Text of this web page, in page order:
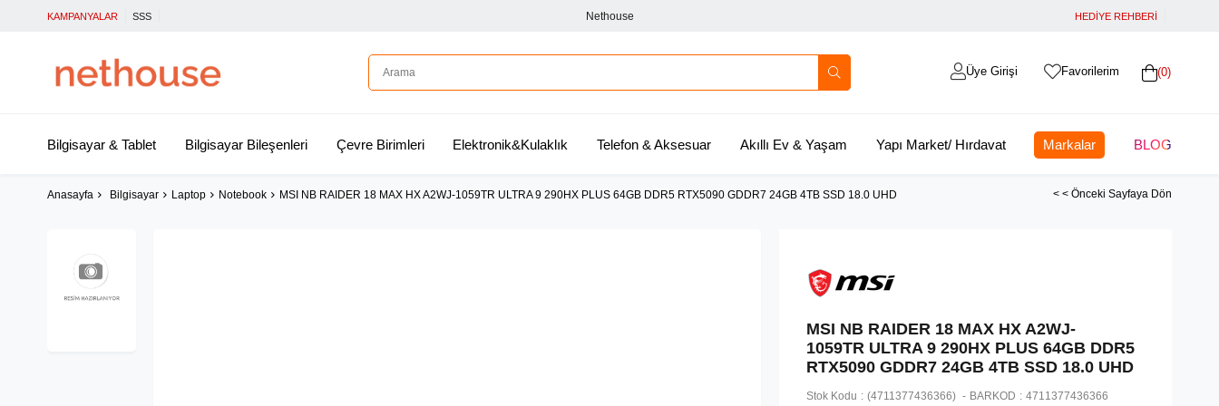
KAMPANYALAR SSS Nethouse HEDİYE REHBERİ
0
Favorilerim
Üye Girişi
Bilgisayar & Tablet Bilgisayar Bileşenleri Çevre Birimleri Elektronik&Kulaklık Telefon & Aksesuar Akıllı Ev & Yaşam Yapı Market/ Hırdavat Markalar BLOG
Anasayfa Bilgisayar Laptop Notebook MSI NB RAIDER 18 MAX HX A2WJ-1059TR ULTRA 9 290HX PLUS 64GB DDR5 RTX5090 GDDR7 24GB 4TB SSD 18.0 UHD < < Önceki Sayfaya Dön
MSI NB RAIDER 18 MAX HX A2WJ-
1059TR ULTRA 9 290HX PLUS 64GB DDR5
RTX5090 GDDR7 24GB 4TB SSD 18.0 UHD
Stok Kodu (4711377436366) BARKOD : 4711377436366